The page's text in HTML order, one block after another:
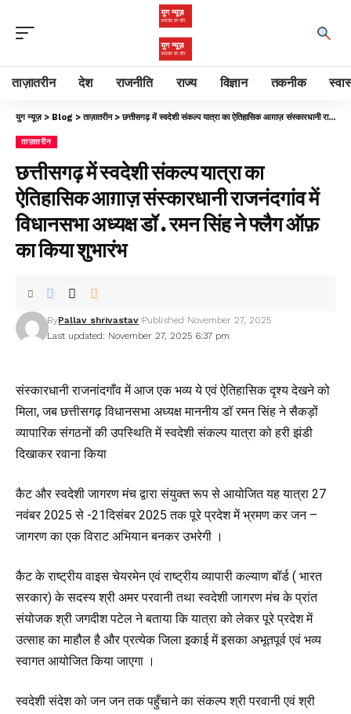
ताज़ातरीन देश राजनीति राज्य विज्ञान तकनीक
युग न्यूज़> Blog >ताज़ातरीन>छत्तीसगढ़ में स्वदेशी संकल्प यात्रा का ऐतिहासिक आग़ाज़ संस्कारधानी राजनंदगांव में विधानसभा अध्यक्ष डॉ . रमन सिंह ने फ्लैग ऑफ़ का किया शुभारंभ
ताज़ातरीन
छत्तीसगढ़ में स्वदेशी संकल्प यात्रा का
ऐतिहासिक आग़ाज़ संस्कारधानी राजनंदगांव में
विधानसभा अध्यक्ष डॉ . रमन सिंह ने फ्लैग ऑफ़
का किया शुभारंभ
Last updated: November 27, 2025 6:37 pm
ByPallav shrivastav Published November 27, 2025
संस्कारधानी राजनांदगाँव में आज एक भव्य ये एवं ऐतिहासिक दृश्य देखने को
मिला, जब छत्तीसगढ़ विधानसभा अध्यक्ष माननीय डॉ रमन सिंह ने सैकड़ों
व्यापारिक संगठनों की उपस्थिति में स्वदेशी संकल्प यात्रा को हरी झंडी
दिखाकर रवाना किया
कैट और स्वदेशी जागरण मंच द्वारा संयुक्त रूप से आयोजित यह यात्रा 27
नवंबर 2025 से -21दिसंबर 2025 तक पूरे प्रदेश में भ्रमण कर जन –
जागरण का एक विराट अभियान बनकर उभरेगी ।
कैट के राष्ट्रीय वाइस चेयरमेन एवं राष्ट्रीय व्यापारी कल्याण बॉर्ड ( भारत
सरकार) के सदस्य श्री अमर परवानी तथा स्वदेशी जागरण मंच के प्रांत
संयोजक श्री जगदीश पटेल ने बताया कि यात्रा को लेकर पूरे प्रदेश में
उत्साह का माहौल है और प्रत्येक जिला इकाई में इसका अभूतपूर्व एवं भव्य
स्वागत आयोजित किया जाएगा ।
स्वदेशी संदेश को जन जन तक पहुँचाने का संकल्प श्री परवानी एवं श्री